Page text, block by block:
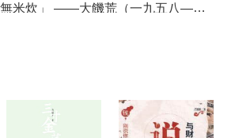
十二、「巧婦能為無米炊」 ——大饑荒（一九五八—一九六二年）
十六、「天不怕，地不怕」 ——毛的紅衛兵（一九六六年六月—八月）